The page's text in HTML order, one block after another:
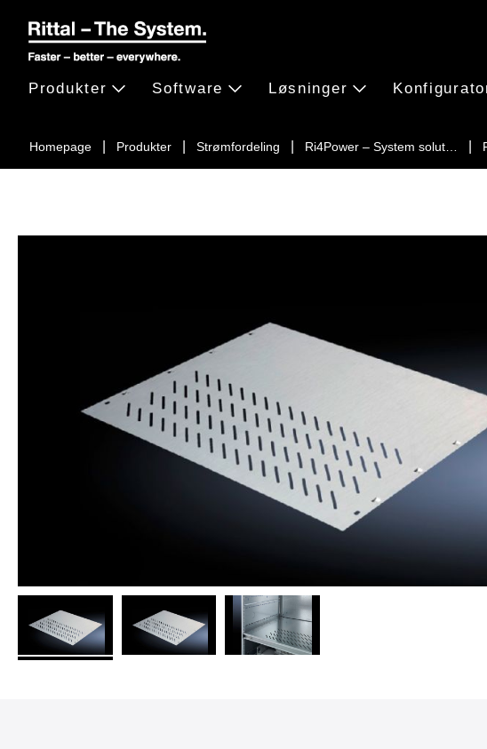
Homepage Produkter Strømfordeling Ri4Power – System solut…
Produkter Software Løsninger